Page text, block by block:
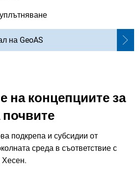
на GeoAS
на концепциите за
почвите
подкрепа и субсидии от
среда в съответствие с
Хесен.